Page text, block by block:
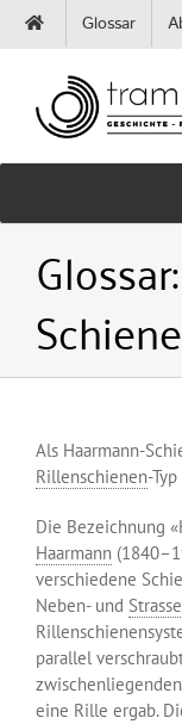
Zum
Inhalt
Glossar
Glossar:
Schiene
Als Haarmann-
Rillenschienen-
Die Bezeichnung
Haarmann
verschiedene
Neben- und
parallel
eine Rille ergab.